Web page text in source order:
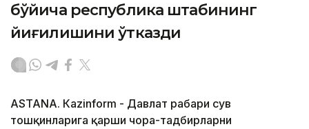
бўйича республика штабининг
йиғилишини ўтказди
ASTANА. Кazinform - Давлат раҳбари сув
тошқинларига қарши чора-тадбирларни